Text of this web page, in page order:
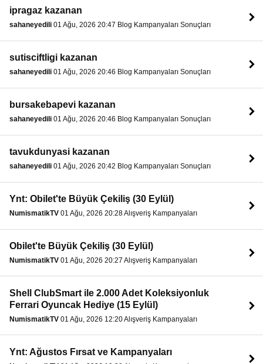
ipragaz kazanan
sahaneyedili 01 Ağu, 2026 20:47 Blog Kampanyaları Sonuçları
sutisciftligi kazanan
sahaneyedili 01 Ağu, 2026 20:46 Blog Kampanyaları Sonuçları
bursakebapevi kazanan
sahaneyedili 01 Ağu, 2026 20:46 Blog Kampanyaları Sonuçları
tavukdunyasi kazanan
sahaneyedili 01 Ağu, 2026 20:42 Blog Kampanyaları Sonuçları
Ynt: Obilet'te Büyük Çekiliş (30 Eylül)
NumismatikTV 01 Ağu, 2026 20:28 Alışveriş Kampanyaları
Obilet'te Büyük Çekiliş (30 Eylül)
NumismatikTV 01 Ağu, 2026 20:27 Alışveriş Kampanyaları
Shell ClubSmart ile 2.000 Adet Koleksiyonluk
Ferrari Oyuncak Hediye (15 Eylül)
NumismatikTV 01 Ağu, 2026 12:20 Alışveriş Kampanyaları
Ynt: Ağustos Fırsat ve Kampanyaları